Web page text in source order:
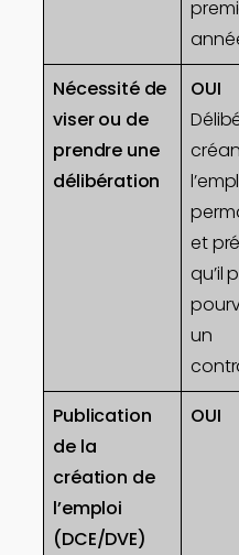
Nécessité de
viser ou de
prendre une
délibération
OUI
et
qu’il
un
Publication
de la
création de
l’emploi
(DCE/DVE)
OUI